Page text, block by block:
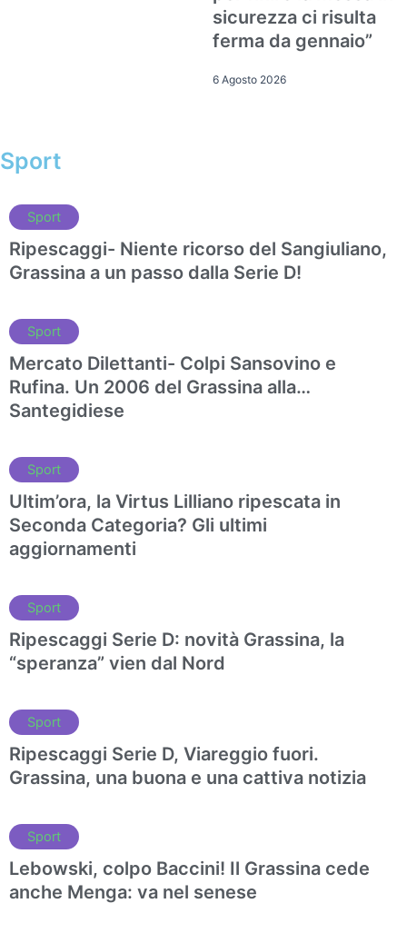
sicurezza ci risulta
ferma da gennaio”
6 Agosto 2026
Sport
Sport
Ripescaggi- Niente ricorso del Sangiuliano,
Grassina a un passo dalla Serie D!
Sport
Mercato Dilettanti- Colpi Sansovino e
Rufina. Un 2006 del Grassina alla…
Santegidiese
Sport
Ultim’ora, la Virtus Lilliano ripescata in
Seconda Categoria? Gli ultimi
aggiornamenti
Sport
Ripescaggi Serie D: novità Grassina, la
“speranza” vien dal Nord
Sport
Ripescaggi Serie D, Viareggio fuori.
Grassina, una buona e una cattiva notizia
Sport
Lebowski, colpo Baccini! Il Grassina cede
anche Menga: va nel senese